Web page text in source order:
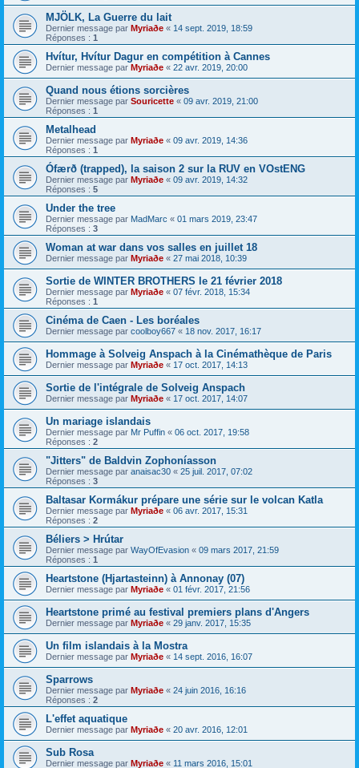
MJÖLK, La Guerre du lait
Dernier message par Myriaðe « 14 sept. 2019, 18:59
Réponses : 1
Hvítur, Hvítur Dagur en compétition à Cannes
Dernier message par Myriaðe « 22 avr. 2019, 20:00
Quand nous étions sorcières
Dernier message par Souricette « 09 avr. 2019, 21:00
Réponses : 1
Metalhead
Dernier message par Myriaðe « 09 avr. 2019, 14:36
Réponses : 1
Ófærð (trapped), la saison 2 sur la RUV en VOstENG
Dernier message par Myriaðe « 09 avr. 2019, 14:32
Réponses : 5
Under the tree
Dernier message par MadMarc « 01 mars 2019, 23:47
Réponses : 3
Woman at war dans vos salles en juillet 18
Dernier message par Myriaðe « 27 mai 2018, 10:39
Sortie de WINTER BROTHERS le 21 février 2018
Dernier message par Myriaðe « 07 févr. 2018, 15:34
Réponses : 1
Cinéma de Caen - Les boréales
Dernier message par coolboy667 « 18 nov. 2017, 16:17
Hommage à Solveig Anspach à la Cinémathèque de Paris
Dernier message par Myriaðe « 17 oct. 2017, 14:13
Sortie de l'intégrale de Solveig Anspach
Dernier message par Myriaðe « 17 oct. 2017, 14:07
Un mariage islandais
Dernier message par Mr Puffin « 06 oct. 2017, 19:58
Réponses : 2
"Jitters" de Baldvin Zophoníasson
Dernier message par anaisac30 « 25 juil. 2017, 07:02
Réponses : 3
Baltasar Kormákur prépare une série sur le volcan Katla
Dernier message par Myriaðe « 06 avr. 2017, 15:31
Réponses : 2
Béliers > Hrútar
Dernier message par WayOfEvasion « 09 mars 2017, 21:59
Réponses : 1
Heartstone (Hjartasteinn) à Annonay (07)
Dernier message par Myriaðe « 01 févr. 2017, 21:56
Heartstone primé au festival premiers plans d'Angers
Dernier message par Myriaðe « 29 janv. 2017, 15:35
Un film islandais à la Mostra
Dernier message par Myriaðe « 14 sept. 2016, 16:07
Sparrows
Dernier message par Myriaðe « 24 juin 2016, 16:16
Réponses : 2
L'effet aquatique
Dernier message par Myriaðe « 20 avr. 2016, 12:01
Sub Rosa
Dernier message par Myriaðe « 11 mars 2016, 15:01